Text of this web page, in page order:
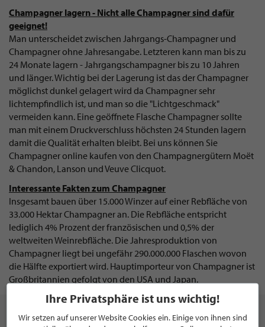
Champagner lagern - Nicht alle Champagner sind dafür
geeignet!
Man unterscheidet zwischen Jahrgangs-Champagner und
Champagner ohne Jahresangabe. Letzteren kann man bis zu
24 Monate lagern - Jahrgangschampagner bis zu 10 Jahren
und länger. Wichtig bei der Lagerung ist das der Champagner
möglichst dunkel gelagert wird da Champagner sehr
lichtempfindlich ist, und man so die "Lichtgeschmack"
vermeiden kann. Eine geöffnete Flasche Champagner sollte
man mit einem Druckverschluss höchsten 24 Stunden lagern
damit die Qualität erhalten bleibt. Bei uns können Sie
Champagner online kaufen von den Champagnergütern Moët
& Chandon, Lanson und Veuve Clicquot.
Interessante Fakten zum Champagner
Insgesamt bauen über 15.000 Winzer auf einer Rebfläche von
33.000 Hektar Champagner an. Die Rebfläche entspricht
lediglich 4% Prozent der französischen und 0,5% der
weltweiten Weinrebfläche. Die Jahresproduktion von
Champagner liegt bei ungefähr 290.000.000 Flaschen wovon
die Hälfte exportiert wird. Hauptimporteur von Champagner ist
Großbritannien gefolgt von den USA und Japan.
Delishopper
Ihre Privatsphäre ist uns wichtig!
Wir setzen auf unserer Website Cookies ein. Einige von ihnen sind